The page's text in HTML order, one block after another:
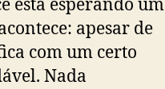
está esperando um
apesar de
com um certo
Nada